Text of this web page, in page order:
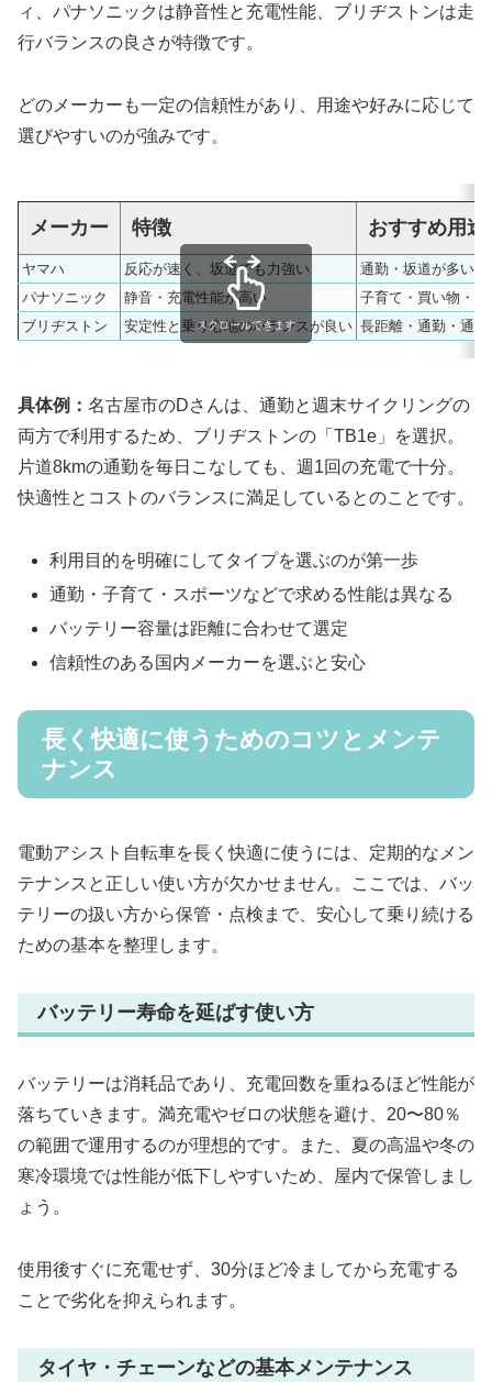
ィ、パナソニックは静音性と充電性能、ブリヂストンは走
行バランスの良さが特徴です。
どのメーカーも一定の信頼性があり、用途や好みに応じて
選びやすいのが強みです。
メーカー 特徴 おすすめ用途
ヤマハ 反応が速く、坂道でも力強い
通勤・坂道が多い地
パナソニック
静音・充電性能が高い
子育て・買い物・街
ブリヂストン
安定性と乗り心地のバランスが良い 長距離・通勤・通学
スクロールできます
具体例： 名古屋市のDさんは、通勤と週末サイクリングの
両方で利用するため、ブリヂストンの「TB1e」を選択。
片道8kmの通勤を毎日こなしても、週1回の充電で十分。
快適性とコストのバランスに満足しているとのことです。
利用目的を明確にしてタイプを選ぶのが第一歩
通勤・子育て・スポーツなどで求める性能は異なる
バッテリー容量は距離に合わせて選定
信頼性のある国内メーカーを選ぶと安心
長く快適に使うためのコツとメンテ
ナンス
電動アシスト自転車を長く快適に使うには、定期的なメン
テナンスと正しい使い方が欠かせません。ここでは、バッ
テリーの扱い方から保管・点検まで、安心して乗り続ける
ための基本を整理します。
バッテリー寿命を延ばす使い方
バッテリーは消耗品であり、充電回数を重ねるほど性能が
落ちていきます。満充電やゼロの状態を避け、20〜80％
の範囲で運用するのが理想的です。また、夏の高温や冬の
寒冷環境では性能が低下しやすいため、屋内で保管しまし
ょう。
使用後すぐに充電せず、30分ほど冷ましてから充電する
ことで劣化を抑えられます。
タイヤ・チェーンなどの基本メンテナンス